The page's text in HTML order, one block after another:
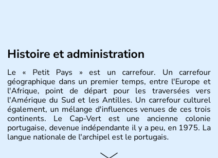
Histoire et administration
Le « Petit Pays » est un carrefour. Un carrefour
géographique dans un premier temps, entre l'Europe et
l'Afrique, point de départ pour les traversées vers
l'Amérique du Sud et les Antilles. Un carrefour culturel
également, un mélange d'influences venues de ces trois
continents. Le Cap-Vert est une ancienne colonie
portugaise, devenue indépendante il y a peu, en 1975. La
langue nationale de l'archipel est le portugais.